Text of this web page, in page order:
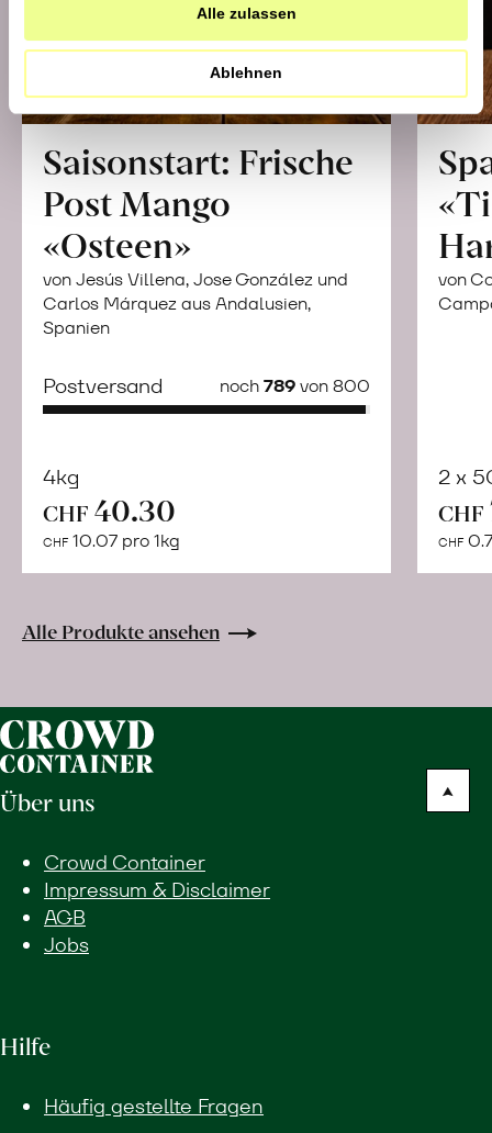
Alle zulassen
Ablehnen
Saisonstart: Frische
Post Mango
«Osteen»
von Jesús Villena, Jose González und
Carlos Márquez aus Andalusien,
Spanien
Postversand noch789von 800
4kg
CHF 40.30
CHF 10.07 pro 1kg
Naturbelassene
Lebensmittel
von
2 x
CHF
CHF
Alle Produkte ansehen
Über uns
Crowd Container
Impressum & Disclaimer
AGB
Jobs
Hilfe
Häufig gestellte Fragen